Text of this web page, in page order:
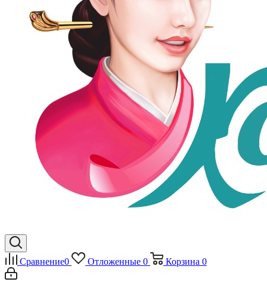
Сравнение0 Отложенные 0 Корзина 0